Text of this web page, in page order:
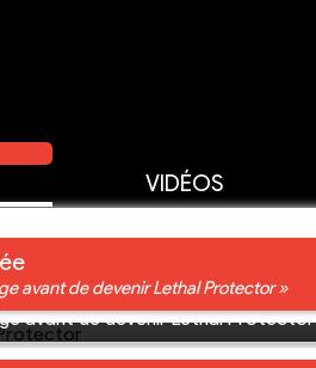
VIDÉOS
avant de devenir Lethal Protector »
avant de devenir Lethal Protector